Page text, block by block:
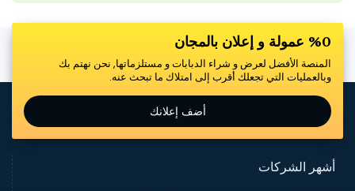
%0 عمولة و إعلان بالمجان
المنصة الأفضل لعرض و شراء الدبابات و مستلزماتها, نحن نهتم بك
وبالعمليات التي تجعلك أقرب إلى امتلاك ما تبحث عنه.
أضف إعلانك
أشهر الشركات